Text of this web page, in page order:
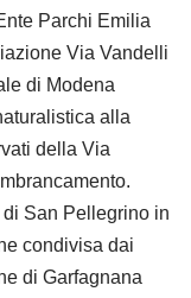
Parchi Emilia
Via Vandelli
di Modena
alla
della Via
San Pellegrino in
condivisa dai
di Garfagnana